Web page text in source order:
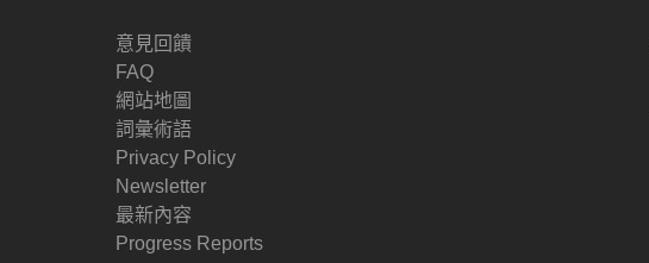
意見回饋
FAQ
網站地圖
詞彙術語
Privacy Policy
Newsletter
最新內容
Progress Reports